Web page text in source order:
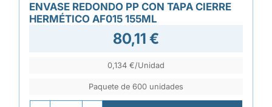
ENVASE REDONDO PP CON TAPA CIERRE
HERMÉTICO AF015 155ML
80,11 €
0,134 €/Unidad
Paquete de 600 unidades